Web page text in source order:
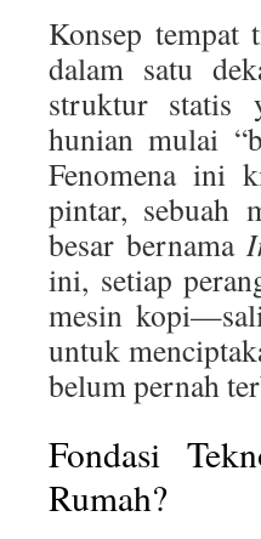
Konsep tempat
dalam satu
struktur statis
hunian mulai
Fenomena ini
pintar, sebuah
besar bernama
ini, setiap
mesin
untuk
belum pernah
Fondasi
Rumah?